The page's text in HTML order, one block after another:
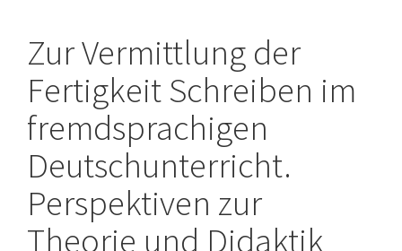
Zur Vermittlung der
Fertigkeit Schreiben im
fremdsprachigen
Deutschunterricht.
Perspektiven zur
Theorie und Didaktik